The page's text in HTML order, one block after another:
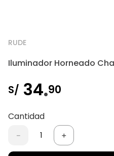
RUDE
Iluminador Horneado
S/ 34.90
Cantidad
＋
－